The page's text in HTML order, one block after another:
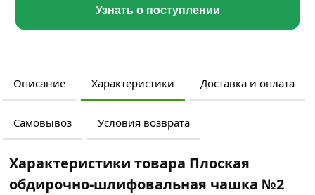
Узнать о поступлении
Описание Характеристики Доставка и оплата
Самовывоз Условия возврата
Характеристики товара Плоская
обдирочно-шлифовальная чашка №2